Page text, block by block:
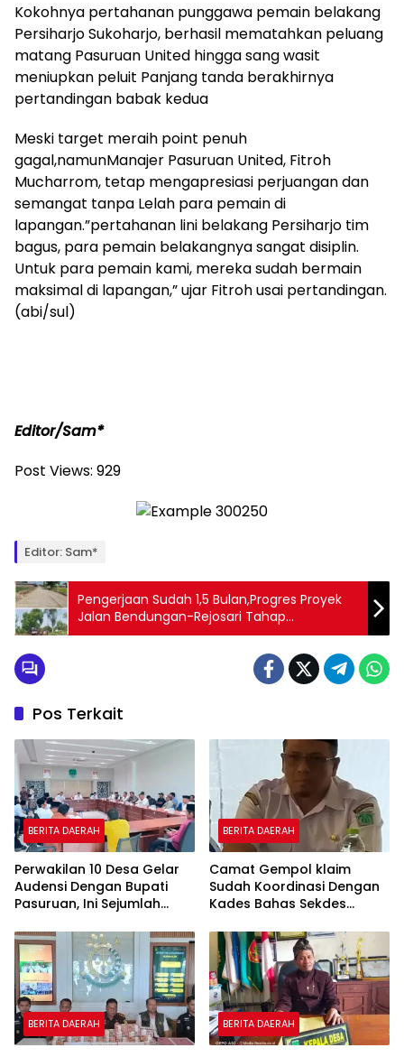
Kokohnya pertahanan punggawa pemain belakang
Persiharjo Sukoharjo, berhasil mematahkan peluang
matang Pasuruan United hingga sang wasit
meniupkan peluit Panjang tanda berakhirnya
pertandingan babak kedua
Meski target meraih point penuh
gagal,namunManajer Pasuruan United, Fitroh
Mucharrom, tetap mengapresiasi perjuangan dan
semangat tanpa Lelah para pemain di
lapangan.”pertahanan lini belakang Persiharjo tim
bagus, para pemain belakangnya sangat disiplin.
Untuk para pemain kami, mereka sudah bermain
maksimal di lapangan,” ujar Fitroh usai pertandingan.
(abi/sul)
Editor/Sam*
Post Views: 929
Editor: Sam*
Pengerjaan Sudah 1,5 Bulan,Progres Proyek
Jalan Bendungan-Rejosari Tahap
Pemadatan Lahan.
Pos Terkait
BERITA DAERAH
Perwakilan 10 Desa Gelar
Audensi Dengan Bupati
Pasuruan, Ini Sejumlah
BERITA DAERAH
Camat Gempol klaim
Sudah Koordinasi Dengan
Kades Bahas Sekdes
Pentingnya
BERITA DAERAH BERITA DAERAH